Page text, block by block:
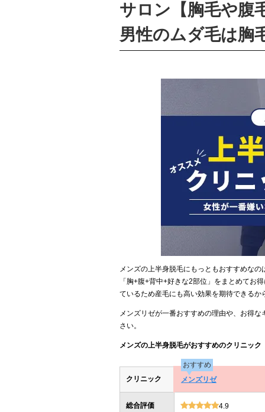
サロン【胸毛や腹
男性のムダ毛は胸
メンズの上半身脱毛にもっともおすすめなの
「胸+腹+背中+好きな2部位」をまとめてお
ているため産毛にも高い効果を期待できるか
メンズリゼが一番おすすめの理由や、お得
さい。
メンズの上半身脱毛がおすすめのクリニック
クリニック
おすすめ
メンズリゼ
総合評価 4.9